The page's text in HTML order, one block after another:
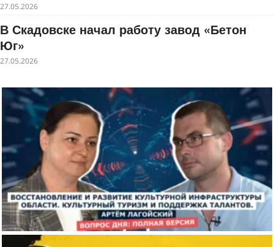
27.05.2026
В Скадовске начал работу завод «Бетон
Юг»
27.05.2026